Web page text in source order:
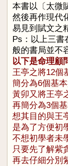
本書以〔太微
然後再作現代
易見到賦文之
Ps：以上三書
般的書局並不
以下是命理顧
王亭之將12個
簡分為6個基
黃卯又將王亭
再簡分為3個
想其目的與王
是為了方便初
不想初學者未
只要先了解紫
再去仔細分別